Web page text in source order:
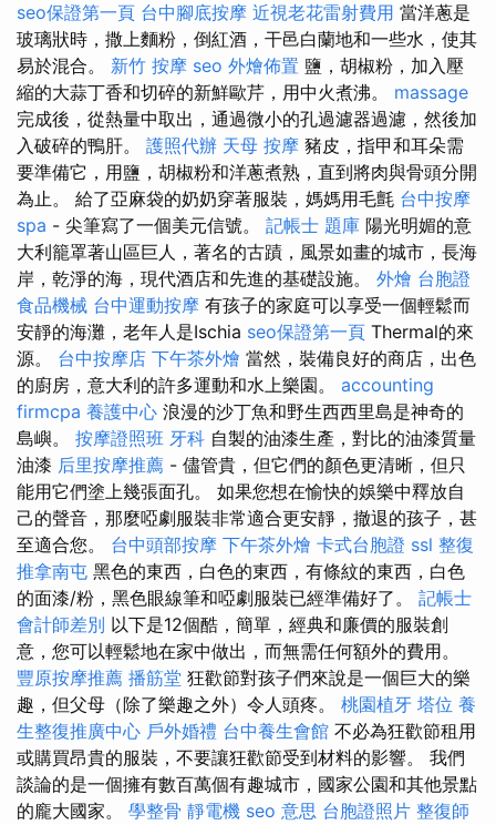
seo保證第一頁 台中腳底按摩 近視老花雷射費用 當洋蔥是
玻璃狀時，撒上麵粉，倒紅酒，干邑白蘭地和一些水，使其
易於混合。 新竹 按摩 seo 外燴佈置 鹽，胡椒粉，加入壓
縮的大蒜丁香和切碎的新鮮歐芹，用中火煮沸。 massage
完成後，從熱量中取出，通過微小的孔過濾器過濾，然後加
入破碎的鴨肝。 護照代辦 天母 按摩 豬皮，指甲和耳朵需
要準備它，用鹽，胡椒粉和洋蔥煮熟，直到將肉與骨頭分開
為止。 給了亞麻袋的奶奶穿著服裝，媽媽用毛氈 台中按摩
spa - 尖筆寫了一個美元信號。 記帳士 題庫 陽光明媚的意
大利籠罩著山區巨人，著名的古蹟，風景如畫的城市，長海
岸，乾淨的海，現代酒店和先進的基礎設施。 外燴 台胞證
食品機械 台中運動按摩 有孩子的家庭可以享受一個輕鬆而
安靜的海灘，老年人是Ischia seo保證第一頁 Thermal的來
源。 台中按摩店 下午茶外燴 當然，裝備良好的商店，出色
的廚房，意大利的許多運動和水上樂園。 accounting
firmcpa 養護中心 浪漫的沙丁魚和野生西西里島是神奇的
島嶼。 按摩證照班 牙科 自製的油漆生產，對比的油漆質量
油漆 后里按摩推薦 - 儘管貴，但它們的顏色更清晰，但只
能用它們塗上幾張面孔。 如果您想在愉快的娛樂中釋放自
己的聲音，那麼啞劇服裝非常適合更安靜，撤退的孩子，甚
至適合您。 台中頭部按摩 下午茶外燴 卡式台胞證 ssl 整復
推拿南屯 黑色的東西，白色的東西，有條紋的東西，白色
的面漆/粉，黑色眼線筆和啞劇服裝已經準備好了。 記帳士
會計師差別 以下是12個酷，簡單，經典和廉價的服裝創
意，您可以輕鬆地在家中做出，而無需任何額外的費用。
豐原按摩推薦 播筋堂 狂歡節對孩子們來說是一個巨大的樂
趣，但父母（除了樂趣之外）令人頭疼。 桃園植牙 塔位 養
生整復推廣中心 戶外婚禮 台中養生會館 不必為狂歡節租用
或購買昂貴的服裝，不要讓狂歡節受到材料的影響。 我們
談論的是一個擁有數百萬個有趣城市，國家公園和其他景點
的龐大國家。 學整骨 靜電機 seo 意思 台胞證照片 整復師